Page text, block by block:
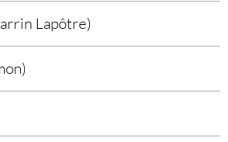
Lapôtre)